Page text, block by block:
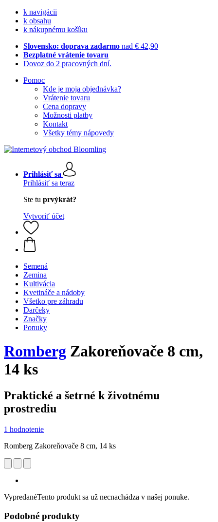
k navigácii
k obsahu
k nákupnému košíku
Slovensko: doprava zadarmo nad € 42,90
Bezplatné vrátenie tovaru
Dovoz do 2 pracovných dní.
Pomoc
Kde je moja objednávka?
Vrátenie tovaru
Cena dopravy
Možnosti platby
Kontakt
Všetky témy nápovedy
Prihlásiť sa
Prihlásiť sa teraz
Ste tu prvýkrát?
Vytvoriť účet
Semená
Zemina
Kultivácia
Kvetináče a nádoby
Všetko pre záhradu
Darčeky
Značky
Ponuky
Romberg Zakoreňovače 8 cm,
14 ks
Praktické a šetrné k životnému
prostrediu
1 hodnotenie
Romberg Zakoreňovače 8 cm, 14 ks
VypredanéTento produkt sa už necnachádza v našej ponuke.
Podobné produkty